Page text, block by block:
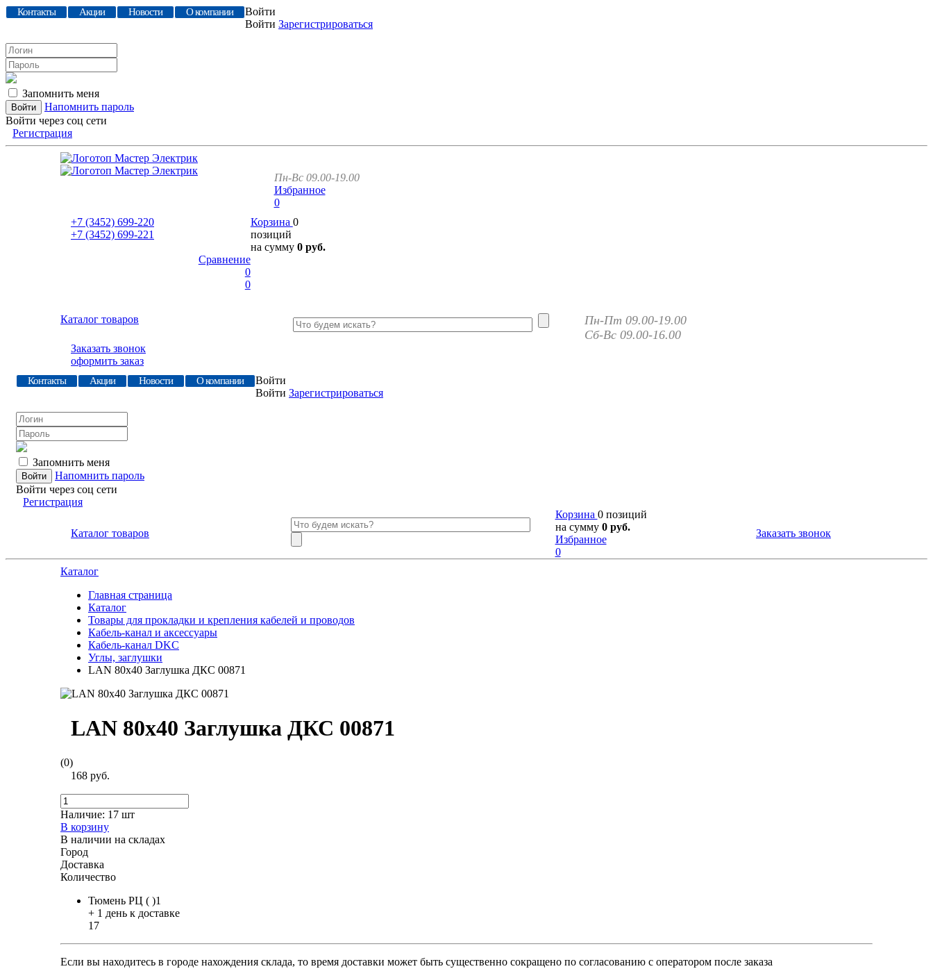
Контакты Акции Новости О компании
Войти
Войти Зарегистрироваться
Запомнить меня
Напомнить пароль
Войти через соц сети
Регистрация
Пн-Вс 09.00-19.00
Избранное
0
+7 (3452) 699-220
+7 (3452) 699-221
Корзина 0
позиций
на сумму 0 руб.
Сравнение
0
0
Каталог товаров
Пн-Пт 09.00-19.00
Сб-Вс 09.00-16.00
Заказать звонок
оформить заказ
Контакты Акции Новости О компании
Войти
Войти Зарегистрироваться
Запомнить меня
Напомнить пароль
Войти через соц сети
Регистрация
Каталог товаров
Корзина 0 позиций
на сумму 0 руб.
Избранное
0
Заказать звонок
Каталог
Главная страница
Каталог
Товары для прокладки и крепления кабелей и проводов
Кабель-канал и аксессуары
Кабель-канал DKC
Углы, заглушки
LAN 80x40 Заглушка ДКС 00871
LAN 80x40 Заглушка ДКС 00871
(0)
168 руб.
Наличие: 17 шт
В корзину
В наличии на складах
Город
Доставка
Количество
Тюмень РЦ ( )1
+ 1 день к доставке
17
Если вы находитесь в городе нахождения склада, то время доставки может быть существенно сокращено по согласованию с оператором после заказа